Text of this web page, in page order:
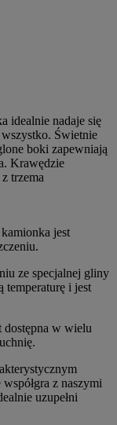
idealnie nadaje się
Świetnie
boki zapewniają
Krawędzie
trzema
jest
ze specjalnej gliny
temperaturę i jest
dostępna w wielu
z naszymi
uzupełni